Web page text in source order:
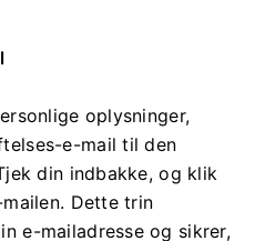
oplysninger,
e-mail til den
din indbakke, og klik
Dette trin
e-mailadresse og sikrer,